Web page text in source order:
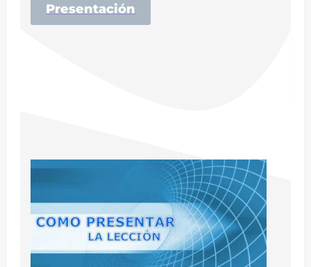
Presentación